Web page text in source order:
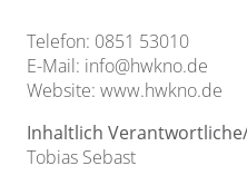
Telefon: 0851 53010
E-Mail: info@hwkno.de
Website: www.hwkno.de
Inhaltlich
Tobias Sebast